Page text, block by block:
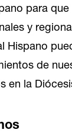
para que
y
Hispano
de
en la